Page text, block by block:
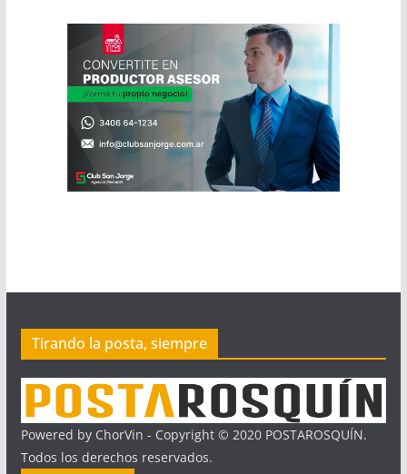
Tirando la posta, siempre
Powered by ChorVin - Copyright © 2020 POSTAROSQUÍN.
Todos los derechos reservados.